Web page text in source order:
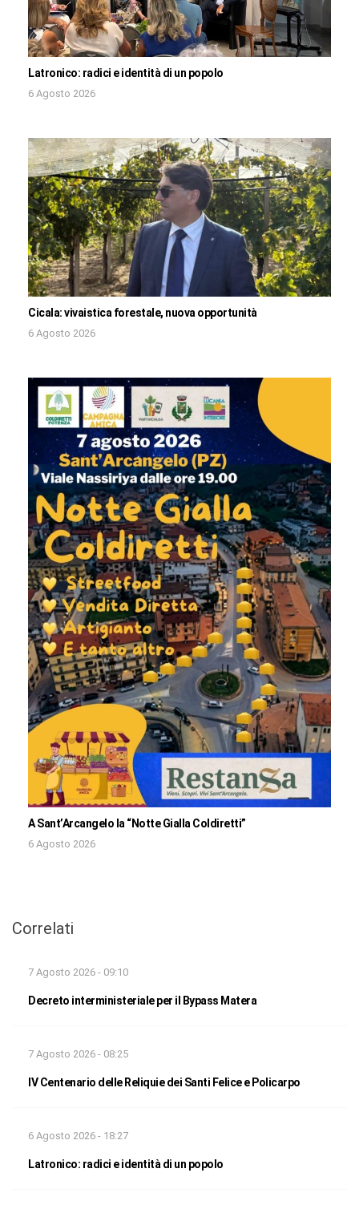
Latronico: radici e identità di un popolo
6 Agosto 2026
Cicala: vivaistica forestale, nuova opportunità
6 Agosto 2026
A Sant’Arcangelo la “Notte Gialla Coldiretti”
6 Agosto 2026
Correlati
7 Agosto 2026 - 09:10
Decreto interministeriale per il Bypass Matera
7 Agosto 2026 - 08:25
IV Centenario delle Reliquie dei Santi Felice e Policarpo
6 Agosto 2026 - 18:27
Latronico: radici e identità di un popolo